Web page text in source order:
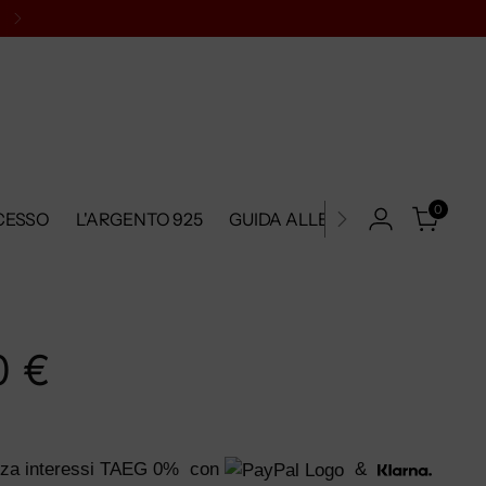
L'ARGENTO 925 GUIDA ALLE TAGLIE 0
€
interessi TAEG 0% con &